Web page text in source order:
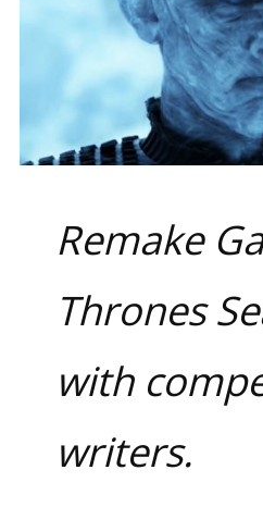
Remake
Thrones
with
writers.